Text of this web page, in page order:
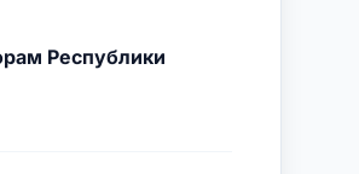
Республики